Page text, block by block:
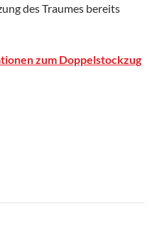
des Traumes bereits
zum Doppelstockzug